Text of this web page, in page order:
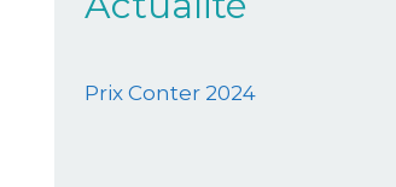
Prix Conter 2024